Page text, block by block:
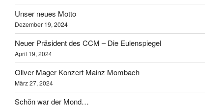
Unser neues Motto
Dezember 19, 2024
Neuer Präsident des CCM – Die Eulenspiegel
April 19, 2024
Oliver Mager Konzert Mainz Mombach
März 27, 2024
Schön war der Mond…